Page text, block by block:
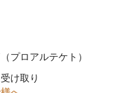
プロアルテケト）
け取り